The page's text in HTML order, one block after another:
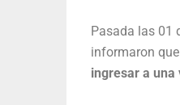
Pasada las 01
informaron que
ingresar a una